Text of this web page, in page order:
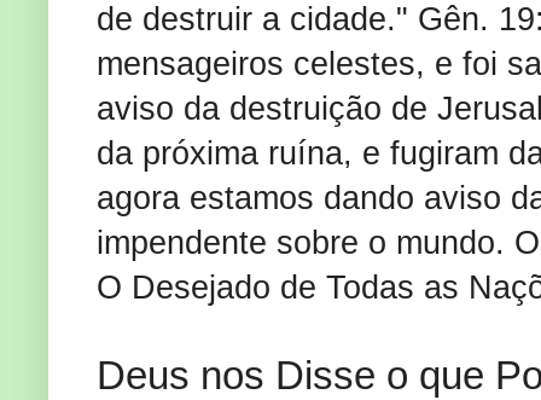
de destruir a cidade." Gên.
mensageiros celestes, e foi
aviso da destruição de
da próxima ruína, e fugiram
agora estamos dando aviso
impendente sobre o mundo.
O Desejado de Todas as
Deus nos Disse o que